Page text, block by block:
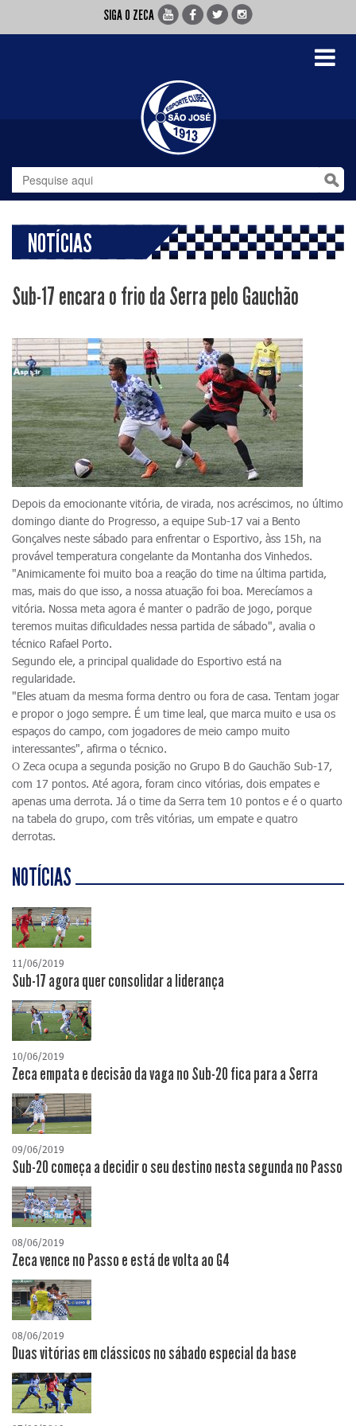
SIGA O ZECA
Toggle
NOTÍCIAS
Sub-17 encara o frio da Serra pelo Gauchão
Depois da emocionante vitória, de virada, nos acréscimos, no último
domingo diante do Progresso, a equipe Sub-17 vai a Bento
Gonçalves neste sábado para enfrentar o Esportivo, àss 15h, na
provável temperatura congelante da Montanha dos Vinhedos.
"Animicamente foi muito boa a reação do time na última partida,
mas, mais do que isso, a nossa atuação foi boa. Merecíamos a
vitória. Nossa meta agora é manter o padrão de jogo, porque
teremos muitas dificuldades nessa partida de sábado", avalia o
técnico Rafael Porto.
Segundo ele, a principal qualidade do Esportivo está na
regularidade.
"Eles atuam da mesma forma dentro ou fora de casa. Tentam jogar
e propor o jogo sempre. É um time leal, que marca muito e usa os
espaços do campo, com jogadores de meio campo muito
interessantes", afirma o técnico.
O Zeca ocupa a segunda posição no Grupo B do Gauchão Sub-17,
com 17 pontos. Até agora, foram cinco vitórias, dois empates e
apenas uma derrota. Já o time da Serra tem 10 pontos e é o quarto
na tabela do grupo, com três vitórias, um empate e quatro
derrotas.
NOTÍCIAS
11/06/2019
Sub-17 agora quer consolidar a liderança
10/06/2019
Zeca empata e decisão da vaga no Sub-20 fica para a Serra
09/06/2019
Sub-20 começa a decidir o seu destino nesta segunda no Passo
08/06/2019
Zeca vence no Passo e está de volta ao G4
08/06/2019
Duas vitórias em clássicos no sábado especial da base